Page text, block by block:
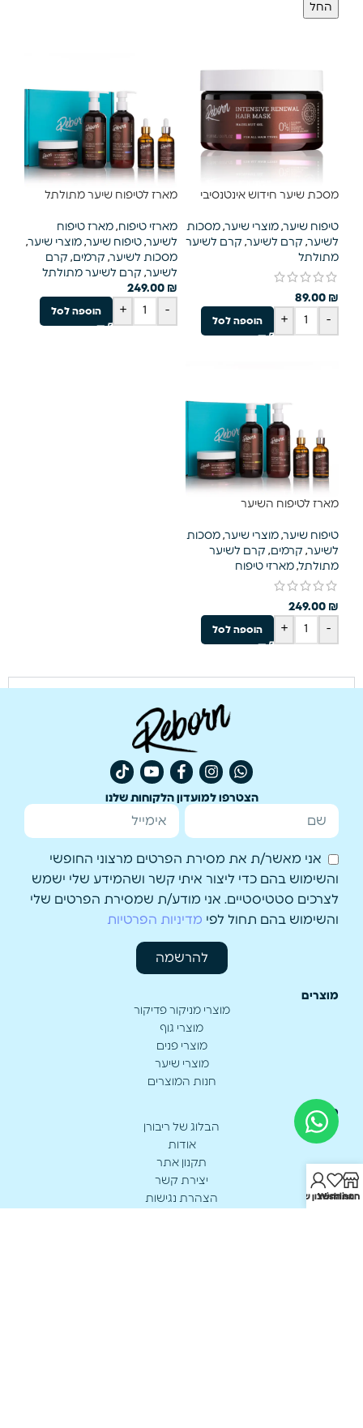
החל
מסכת שיער חידוש אינטנסיבי
טיפוח שיער, מוצרי שיער, מסכות
לשיער, קרם לשיער, קרם לשיער
מתולתל
89.00 ₪
-
+ הוספה לסל
מארז לטיפוח שיער מתולתל
מארזי טיפוח, מארז טיפוח
לשיער, טיפוח שיער, מוצרי שיער,
מסכות לשיער, קרמים, קרם
לשיער, קרם לשיער מתולתל
249.00 ₪
-
+ הוספה לסל
מארז לטיפוח השיער
טיפוח שיער, מוצרי שיער, מסכות
לשיער, קרמים, קרם לשיער
מתולתל, מארזי טיפוח
249.00 ₪
-
+ הוספה לסל
הצטרפו למועדון הלקוחות שלנו
אני מאשר/ת את מסירת הפרטים מרצוני החופשי
והשימוש בהם כדי ליצור איתי קשר ושהמידע שלי ישמש
לצרכים סטטיסטיים. אני מודע/ת שמסירת הפרטים שלי
והשימוש בהם תחול לפי מדיניות הפרטיות
להרשמה
מוצרים
מוצרי מניקור פדיקור
מוצרי גוף
מוצרי פנים
מוצרי שיער
חנות המוצרים
מידע
הבלוג של ריבורן
אודות
תקנון אתר
יצירת קשר
הצהרת נגישות
חנותWishlist
החשבון שלי